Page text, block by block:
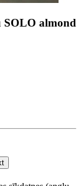
SOLO almond